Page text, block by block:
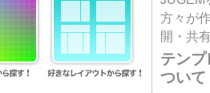
方々が
開・共
テン
ついて